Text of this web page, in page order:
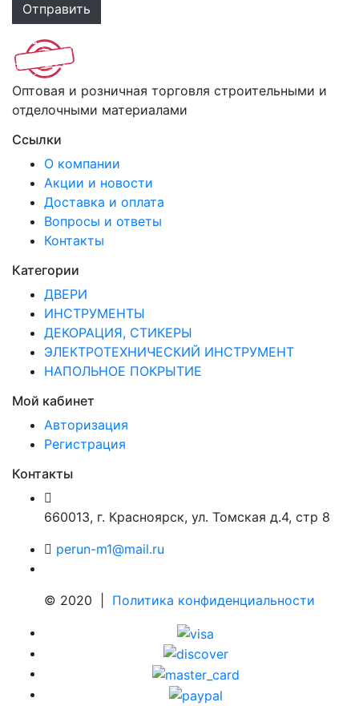
Оптовая и розничная торговля строительными и
отделочными материалами
Ссылки
О компании
Акции и новости
Доставка и оплата
Вопросы и ответы
Контакты
Категории
ДВЕРИ
ИНСТРУМЕНТЫ
ДЕКОРАЦИЯ, СТИКЕРЫ
ЭЛЕКТРОТЕХНИЧЕСКИЙ ИНСТРУМЕНТ
НАПОЛЬНОЕ ПОКРЫТИЕ
Мой кабинет
Авторизация
Регистрация
Контакты
660013, г. Красноярск, ул. Томская д.4, стр 8
perun-m1@mail.ru
© 2020 | Политика конфиденциальности